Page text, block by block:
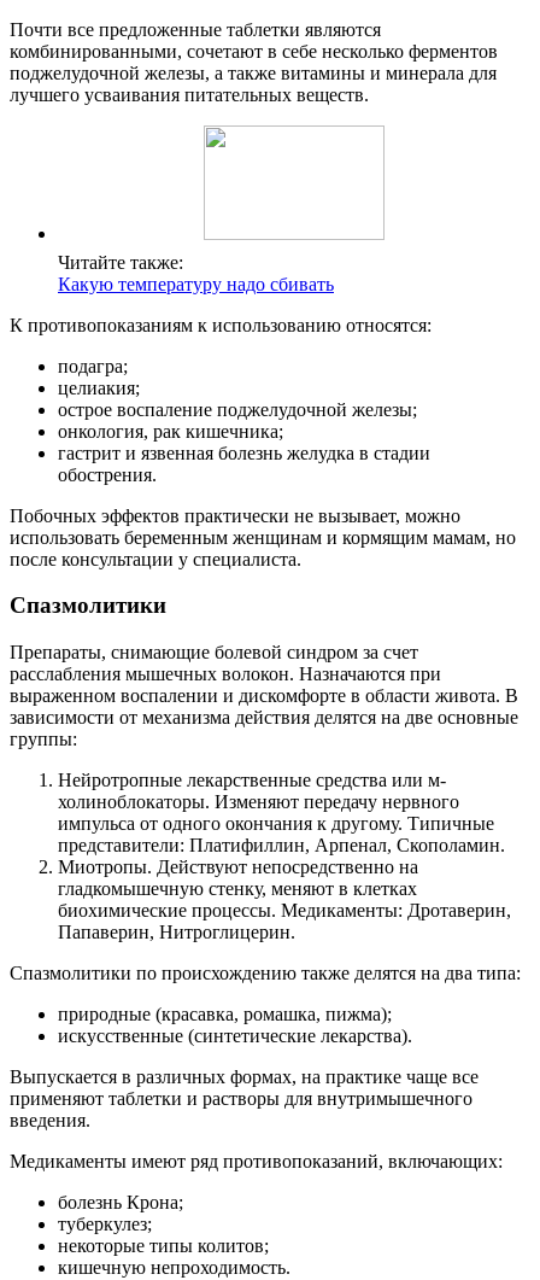
Почти все предложенные таблетки являются
комбинированными, сочетают в себе несколько ферментов
поджелудочной железы, а также витамины и минерала для
лучшего усваивания питательных веществ.
Читайте также:
Какую температуру надо сбивать
К противопоказаниям к использованию относятся:
подагра;
целиакия;
острое воспаление поджелудочной железы;
онкология, рак кишечника;
гастрит и язвенная болезнь желудка в стадии
обострения.
Побочных эффектов практически не вызывает, можно
использовать беременным женщинам и кормящим мамам, но
после консультации у специалиста.
Спазмолитики
Препараты, снимающие болевой синдром за счет
расслабления мышечных волокон. Назначаются при
выраженном воспалении и дискомфорте в области живота. В
зависимости от механизма действия делятся на две основные
группы:
Нейротропные лекарственные средства или м-
холиноблокаторы. Изменяют передачу нервного
импульса от одного окончания к другому. Типичные
представители: Платифиллин, Арпенал, Скополамин.
Миотропы. Действуют непосредственно на
гладкомышечную стенку, меняют в клетках
биохимические процессы. Медикаменты: Дротаверин,
Папаверин, Нитроглицерин.
Спазмолитики по происхождению также делятся на два типа:
природные (красавка, ромашка, пижма);
искусственные (синтетические лекарства).
Выпускается в различных формах, на практике чаще все
применяют таблетки и растворы для внутримышечного
введения.
Медикаменты имеют ряд противопоказаний, включающих:
болезнь Крона;
туберкулез;
некоторые типы колитов;
кишечную непроходимость.